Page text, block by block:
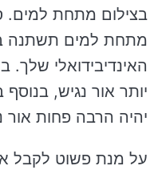
בצילום מתחת למים.
מתחת למים תשתנה
האינדיבידואלי שלך.
יותר אור נגיש,
יהיה הרבה פחות אור
על מנת פשוט לקבל